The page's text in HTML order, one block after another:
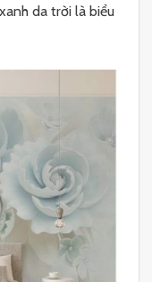
da trời là biểu